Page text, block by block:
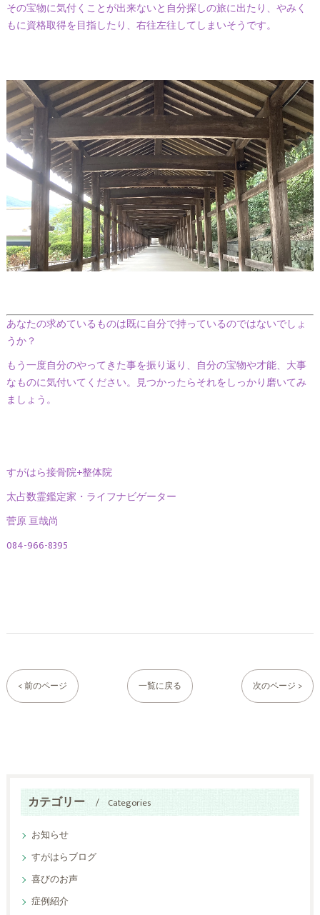
その宝物に気付くことが出来ないと自分探しの旅に出たり、やみく
もに資格取得を目指したり、右往左往してしまいそうです。
あなたの求めているものは既に自分で持っているのではないでしょ
うか？
もう一度自分のやってきた事を振り返り、自分の宝物や才能、大事
なものに気付いてください。見つかったらそれをしっかり磨いてみ
ましょう。
すがはら接骨院+整体院
太占数霊鑑定家・ライフナビゲーター
菅原 亘哉尚
084-966-8395
< 前のページ 一覧に戻る 次のページ >
カテゴリー Categories
お知らせ
すがはらブログ
喜びのお声
症例紹介